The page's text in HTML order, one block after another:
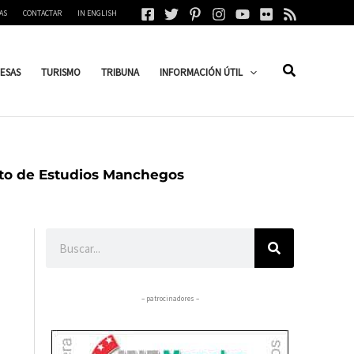
CONTACTAR IN ENGLISH
TURISMO TRIBUNA INFORMACIÓN ÚTIL
de Estudios Manchegos
– patrocinadores –